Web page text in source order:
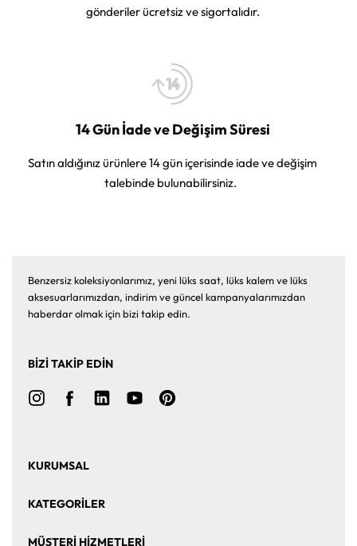
gönderiler ücretsiz ve sigortalıdır.
14 Gün İade ve Değişim Süresi
Satın aldığınız ürünlere 14 gün içerisinde iade ve değişim
talebinde bulunabilirsiniz.
Benzersiz koleksiyonlarımız, yeni lüks saat, lüks kalem ve lüks
aksesuarlarımızdan, indirim ve güncel kampanyalarımızdan
haberdar olmak için bizi takip edin.
BİZİ TAKİP EDİN
KURUMSAL
KATEGORİLER
MÜŞTERİ HİZMETLERİ